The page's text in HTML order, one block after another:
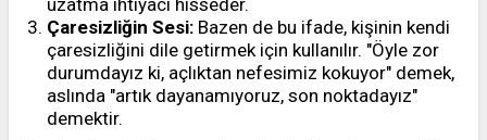
uzatma ihtiyacı hisseder.
Çaresizliğin Sesi: Bazen de bu ifade, kişinin kendi
çaresizliğini dile getirmek için kullanılır. "Öyle zor
durumdayız ki, açlıktan nefesimiz kokuyor" demek,
aslında "artık dayanamıyoruz, son noktadayız"
demektir.